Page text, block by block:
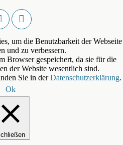
um die Benutzbarkeit der Webseite
und zu verbessern.
Browser gespeichert, da sie für die
der Website wesentlich sind.
Sie in derDatenschutzerklärung.
Ok